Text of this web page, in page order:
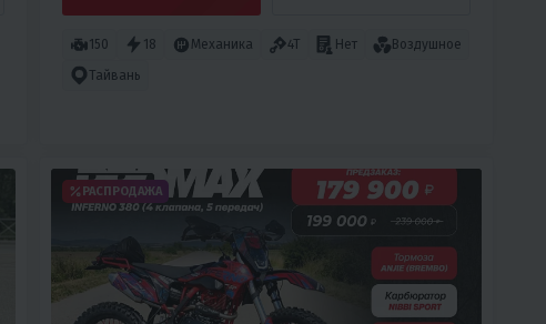
150 18 Механика 4T Нет
Воздушное
Тайвань
РАСПРОДАЖА